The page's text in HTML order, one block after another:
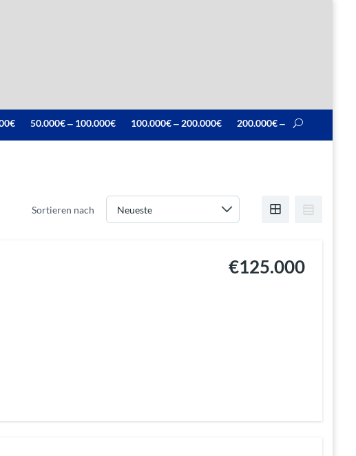
50.000€ ‒ 100.000€ 100.000€ ‒ 200.000€ 200.000€ ‒
Sortieren nach
€125.000